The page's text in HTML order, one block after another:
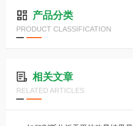
产品分类
PRODUCT CLASSIFICATION
相关文章
RELATED ARTICLES